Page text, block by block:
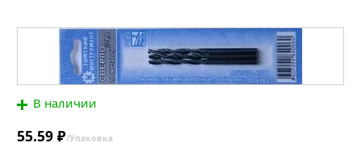
В наличии
55.59 ₽/Упаковка